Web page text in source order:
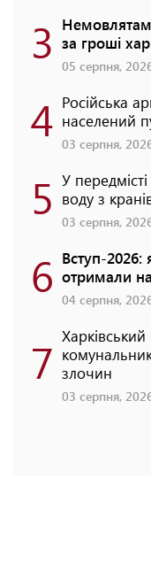
3 Немовлятам
за гроші
05 серпня,
4 Російська
населений
03 серпня,
5 У
воду з
03 серпня,
6 Вступ-2026:
отримали
04 серпня,
7 злочин
03 серпня,